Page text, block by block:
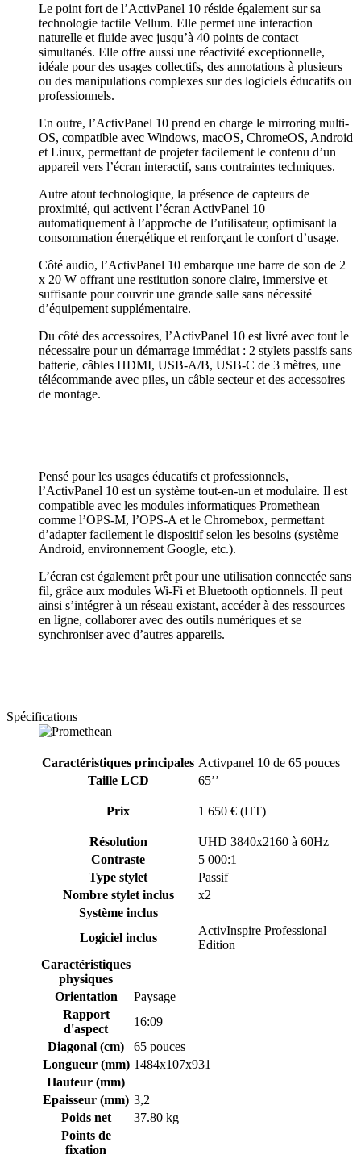
Le point fort de l’ActivPanel 10 réside également sur sa
technologie tactile Vellum. Elle permet une interaction
naturelle et fluide avec jusqu’à 40 points de contact
simultanés. Elle offre aussi une réactivité exceptionnelle,
idéale pour des usages collectifs, des annotations à plusieurs
ou des manipulations complexes sur des logiciels éducatifs ou
professionnels.
En outre, l’ActivPanel 10 prend en charge le mirroring multi-
OS, compatible avec Windows, macOS, ChromeOS, Android
et Linux, permettant de projeter facilement le contenu d’un
appareil vers l’écran interactif, sans contraintes techniques.
Autre atout technologique, la présence de capteurs de
proximité, qui activent l’écran ActivPanel 10
automatiquement à l’approche de l’utilisateur, optimisant la
consommation énergétique et renforçant le confort d’usage.
Côté audio, l’ActivPanel 10 embarque une barre de son de 2
x 20 W offrant une restitution sonore claire, immersive et
suffisante pour couvrir une grande salle sans nécessité
d’équipement supplémentaire.
Du côté des accessoires, l’ActivPanel 10 est livré avec tout le
nécessaire pour un démarrage immédiat : 2 stylets passifs sans
batterie, câbles HDMI, USB-A/B, USB-C de 3 mètres, une
télécommande avec piles, un câble secteur et des accessoires
de montage.
Pensé pour les usages éducatifs et professionnels,
l’ActivPanel 10 est un système tout-en-un et modulaire. Il est
compatible avec les modules informatiques Promethean
comme l’OPS-M, l’OPS-A et le Chromebox, permettant
d’adapter facilement le dispositif selon les besoins (système
Android, environnement Google, etc.).
L’écran est également prêt pour une utilisation connectée sans
fil, grâce aux modules Wi-Fi et Bluetooth optionnels. Il peut
ainsi s’intégrer à un réseau existant, accéder à des ressources
en ligne, collaborer avec des outils numériques et se
synchroniser avec d’autres appareils.
Spécifications
Caractéristiques principales Activpanel 10 de 65 pouces
Taille LCD
65’’
Prix 1 650 € (HT)
Résolution
UHD 3840x2160 à 60Hz
Contraste
5 000:1
Type stylet
Passif
Nombre stylet inclus
x2
Système inclus
Logiciel inclus
ActivInspire Professional
Edition
Caractéristiques
physiques
Orientation
Paysage
Rapport
d'aspect
16:09
Diagonal (cm)
65 pouces
Longueur (mm) 1484x107x931
Hauteur (mm)
Epaisseur (mm) 3,2
Poids net
37.80 kg
Points de
fixation